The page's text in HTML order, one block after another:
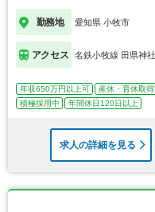
勤務地 愛知県 小牧市
アクセス 名鉄小牧線 田県神
年収650万円以上可 産休・育休取
積極採用中
年間休日120日以上
求人の詳細を見る